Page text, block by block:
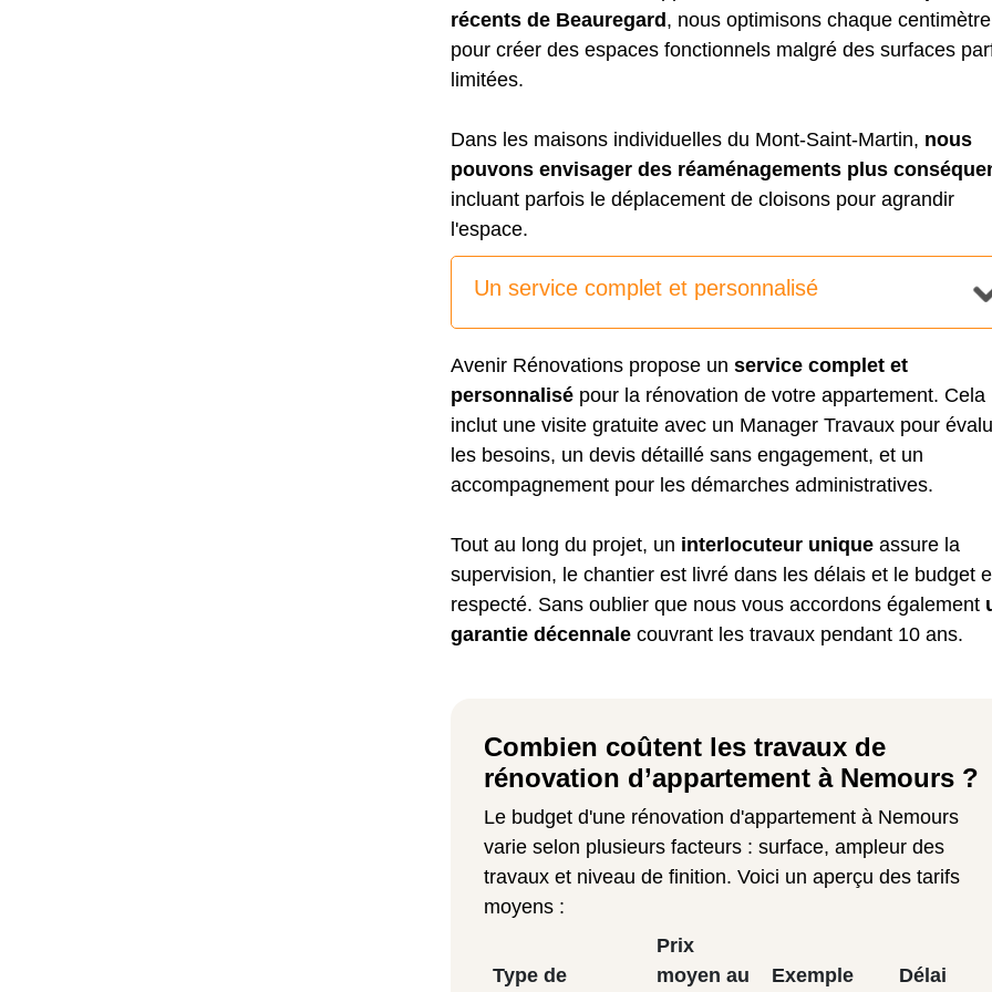
récents de Beauregard , nous optimisons chaque centimètre
pour créer des espaces fonctionnels malgré des surfaces
limitées.
Dans les maisons individuelles du Mont-Saint-Martin, nous
pouvons envisager des réaménagements plus
incluant parfois le déplacement de cloisons pour agrandir
l'espace.
Un service complet et personnalisé
Avenir Rénovations propose un service complet et
personnalisé pour la rénovation de votre appartement. Cela
inclut une visite gratuite avec un Manager Travaux pour
les besoins, un devis détaillé sans engagement, et un
accompagnement pour les démarches administratives.
Tout au long du projet, un interlocuteur unique assure la
supervision, le chantier est livré dans les délais et le budget
respecté. Sans oublier que nous vous accordons également
garantie décennale couvrant les travaux pendant 10 ans.
Combien coûtent les travaux de
rénovation d’appartement à Nemours ?
Le budget d'une rénovation d'appartement à Nemours
varie selon plusieurs facteurs : surface, ampleur des
travaux et niveau de finition. Voici un aperçu des tarifs
moyens :
Type de
Prix
moyen au
Exemple Délai